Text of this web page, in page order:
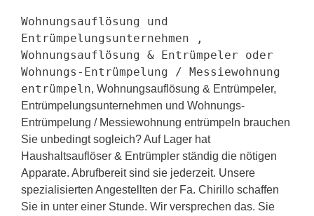
Wohnungsauflösung und
Entrümpelungsunternehmen ,
Wohnungsauflösung & Entrümpeler oder
Wohnungs-Entrümpelung / Messiewohnung
entrümpeln, Wohnungsauflösung & Entrümpeler,
Entrümpelungsunternehmen und Wohnungs-
Entrümpelung / Messiewohnung entrümpeln brauchen
Sie unbedingt sogleich? Auf Lager hat
Haushaltsauflöser & Entrümpler ständig die nötigen
Apparate. Abrufbereit sind sie jederzeit. Unsere
spezialisierten Angestellten der Fa. Chirillo schaffen
Sie in unter einer Stunde. Wir versprechen das. Sie